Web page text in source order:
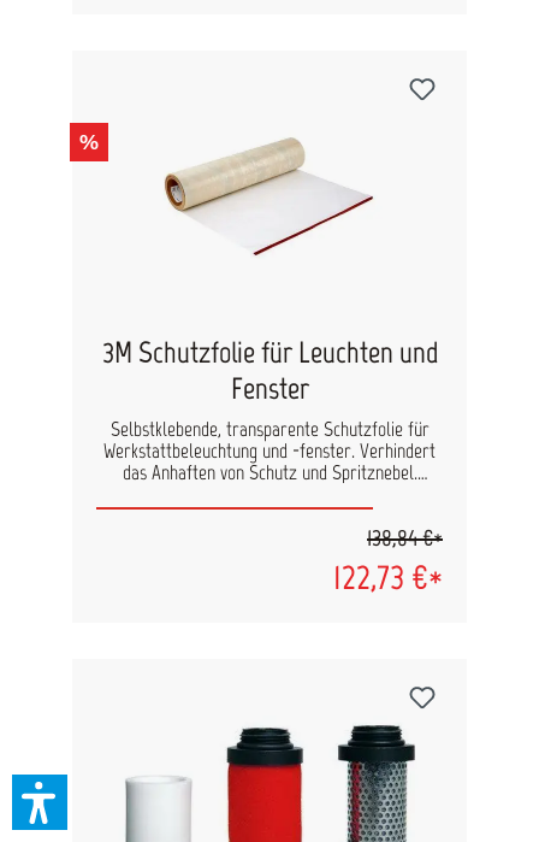
%
3M Schutzfolie für Leuchten und
Fenster
Selbstklebende, transparente Schutzfolie für
Werkstattbeleuchtung und -fenster. Verhindert
das Anhaften von Schutz und Spritznebel.
und einfach anzubringen und abzulösen
rückstandsfreie Entfernung ideal in Kombination
mit 3M Dirt Trap Kabinenschutzvlies Maße: 30m
x 0,45m Farbe: transparent122,73 €*
138,84 €*